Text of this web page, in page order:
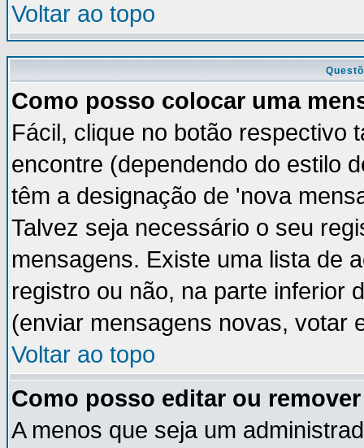
Voltar ao topo
Como posso colocar uma
Fácil, clique no botão respectivo
encontre (dependendo do estilo
têm a designação de 'nova
Talvez seja necessário o seu
mensagens. Existe uma lista de
registro ou não, na parte inferior
(enviar mensagens novas, votar
Voltar ao topo
Como posso editar ou
A menos que seja um